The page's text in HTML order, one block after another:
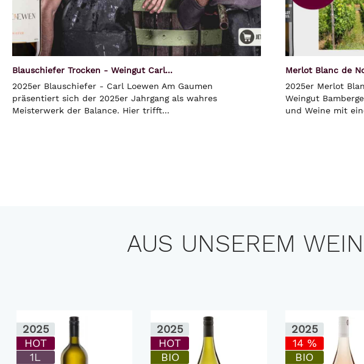
Blauschiefer Trocken - Weingut Carl...
2025er Blauschiefer - Carl Loewen Am Gaumen
präsentiert sich der 2025er Jahrgang als wahres
Meisterwerk der Balance. Hier trifft...
Merlot Blanc de
2025er Merlot
Weingut
und Weine mit
2025
HOT
BIO
2025
14 %
BIO
2020
HOT
AUS UNSEREM